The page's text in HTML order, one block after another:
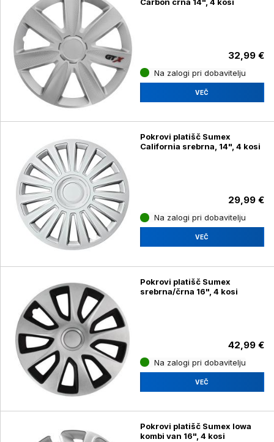
32,99 €
Na zalogi pri dobavitelju
VEČ
Pokrovi platišč Sumex
California srebrna, 14", 4 kosi
29,99 €
Na zalogi pri dobavitelju
VEČ
Pokrovi platišč Sumex
srebrna/črna 16", 4 kosi
42,99 €
Na zalogi pri dobavitelju
VEČ
Pokrovi platišč Sumex Iowa
kombi van 16", 4 kosi